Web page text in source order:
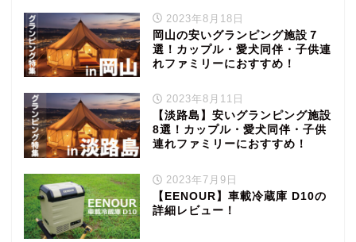
2023年8月18日
岡山の安いグランピング施設７
選！カップル・愛犬同伴・子供連
れファミリーにおすすめ！
2023年8月11日
【淡路島】安いグランピング施設
8選！カップル・愛犬同伴・子供
連れファミリーにおすすめ！
2023年7月9日
【EENOUR】車載冷蔵庫 D10の
詳細レビュー！